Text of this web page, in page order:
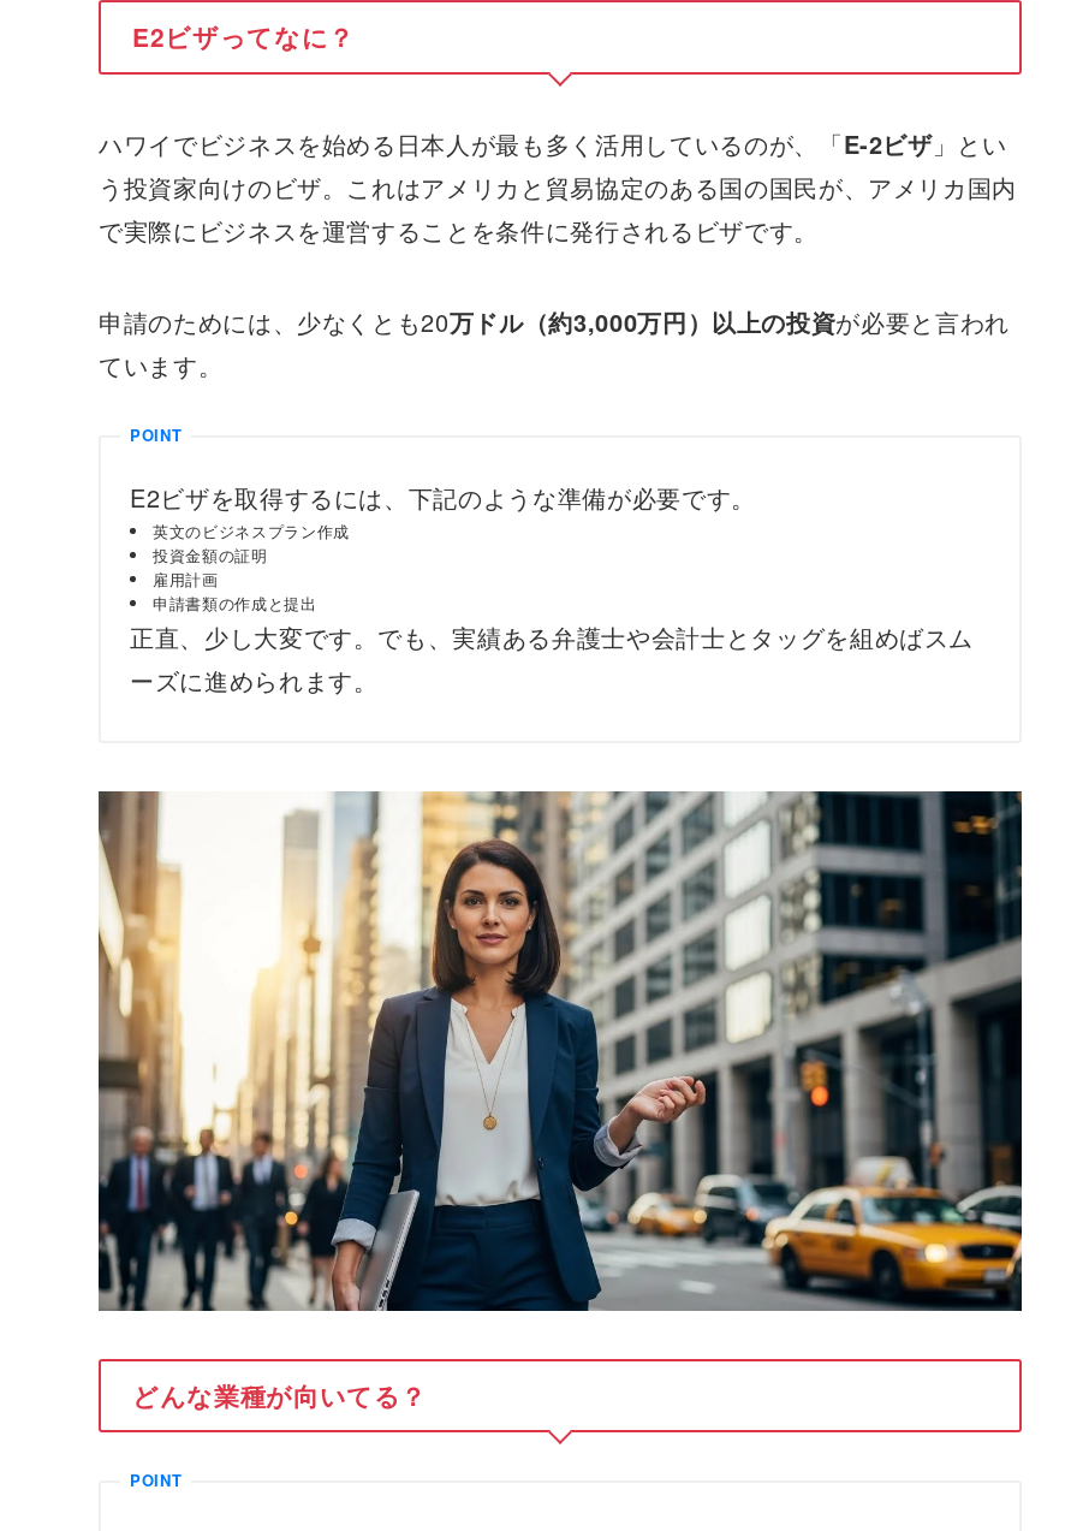
E2ビザってなに？
ハワイでビジネスを始める日本人が最も多く活用しているのが、「E-2ビザ」とい
う投資家向けのビザ。これはアメリカと貿易協定のある国の国民が、アメリカ国内
で実際にビジネスを運営することを条件に発行されるビザです。
申請のためには、少なくとも20万ドル（約3,000万円）以上の投資が必要と言われ
ています。
E2ビザを取得するには、下記のような準備が必要です。
英文のビジネスプラン作成
投資金額の証明
雇用計画
申請書類の作成と提出
正直、少し大変です。でも、実績ある弁護士や会計士とタッグを組めばスム
ーズに進められます。
どんな業種が向いてる？